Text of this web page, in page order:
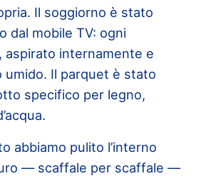
Il soggiorno è stato
dal mobile TV: ogni
internamente e
umido. Il parquet è stato
specifico per legno,
abbiamo pulito l’interno
— scaffale per scaffale —